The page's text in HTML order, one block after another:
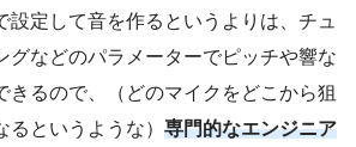
設定して音を作るというよりは、チュ
グなどのパラメーターでピッチや響な
きるので、（どのマイクをどこから狙
るというような） 専門的なエンジニア